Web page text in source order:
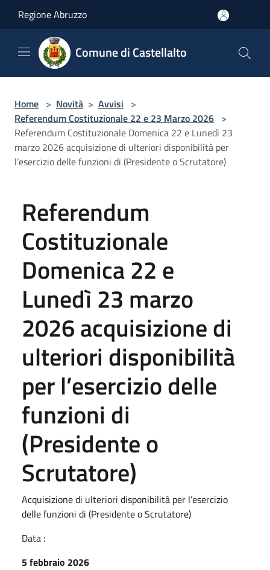
Regione Abruzzo
Comune di Castellalto
Home > Novità > Avvisi >
Referendum Costituzionale 22 e 23 Marzo 2026 >
Referendum Costituzionale Domenica 22 e Lunedì 23
marzo 2026 acquisizione di ulteriori disponibilità per
l’esercizio delle funzioni di (Presidente o Scrutatore)
Referendum
Costituzionale
Domenica 22 e
Lunedì 23 marzo
2026 acquisizione di
ulteriori disponibilità
per l’esercizio delle
funzioni di
(Presidente o
Scrutatore)
Acquisizione di ulteriori disponibilità per l’esercizio
delle funzioni di (Presidente o Scrutatore)
Data :
5 febbraio 2026